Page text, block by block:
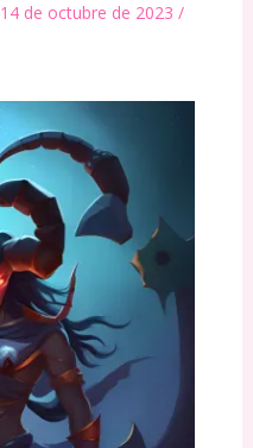
14 de octubre de 2023 /